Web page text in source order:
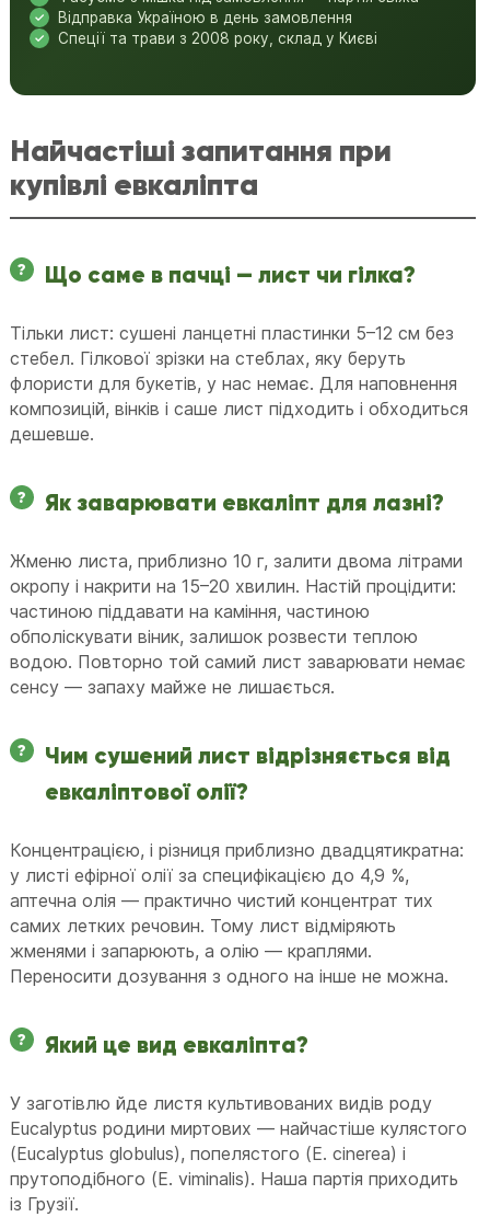
Відправка Україною в день замовлення
Спеції та трави з 2008 року, склад у Києві
Найчастіші запитання при
купівлі евкаліпта
Що саме в пачці — лист чи гілка?
Тільки лист: сушені ланцетні пластинки 5–12 см без
стебел. Гілкової зрізки на стеблах, яку беруть
флористи для букетів, у нас немає. Для наповнення
композицій, вінків і саше лист підходить і обходиться
дешевше.
Як заварювати евкаліпт для лазні?
Жменю листа, приблизно 10 г, залити двома літрами
окропу і накрити на 15–20 хвилин. Настій процідити:
частиною піддавати на каміння, частиною
обполіскувати віник, залишок розвести теплою
водою. Повторно той самий лист заварювати немає
сенсу — запаху майже не лишається.
Чим сушений лист відрізняється від
евкаліптової олії?
Концентрацією, і різниця приблизно двадцятикратна:
у листі ефірної олії за специфікацією до 4,9 %,
аптечна олія — практично чистий концентрат тих
самих летких речовин. Тому лист відміряють
жменями і запарюють, а олію — краплями.
Переносити дозування з одного на інше не можна.
Який це вид евкаліпта?
У заготівлю йде листя культивованих видів роду
Eucalyptus родини миртових — найчастіше кулястого
(Eucalyptus globulus), попелястого (E. cinerea) і
прутоподібного (E. viminalis). Наша партія приходить
із Грузії.